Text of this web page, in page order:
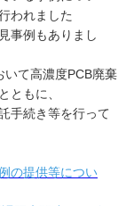
われました
事例もありまし
いて高濃度PCB廃棄
ともに、
手続き等を行って
の提供等につい